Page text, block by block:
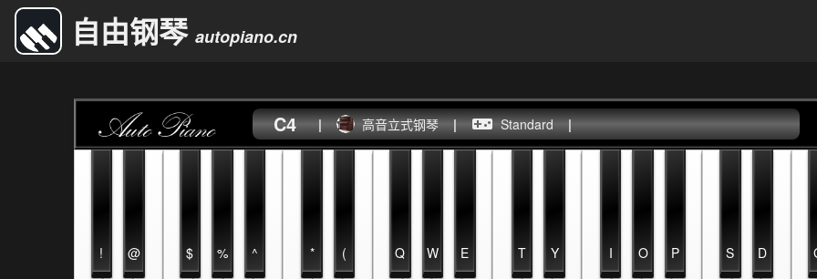
自由钢琴 autopiano.cn
C4 | 高音立式钢琴 | Standard |
! @ $ % ^ * ( Q W E T Y I O P S D